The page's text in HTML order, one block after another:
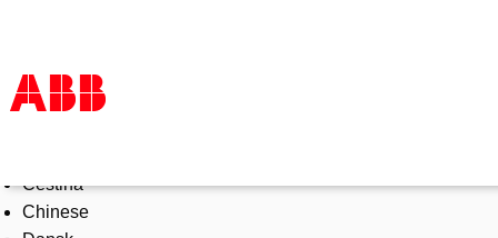
Products & Solutions
Industries
Čeština
Chinese